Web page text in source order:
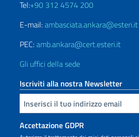
Tel:+90 312 4574 200
E-mail:ambasciata.ankara@esteri.it
PEC:amb.ankara@cert.esteri.it
Gli uffici della sede
Iscriviti alla nostra Newsletter
Inserisci la tua email
Accettazione GDPR